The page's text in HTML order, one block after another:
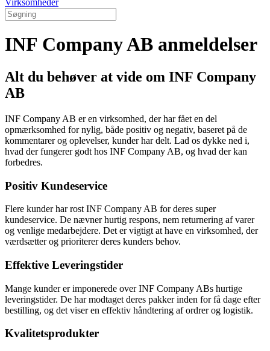
Virksomheder
INF Company AB anmeldelser
Alt du behøver at vide om INF Company
AB
INF Company AB er en virksomhed, der har fået en del
opmærksomhed for nylig, både positiv og negativ, baseret på de
kommentarer og oplevelser, kunder har delt. Lad os dykke ned i,
hvad der fungerer godt hos INF Company AB, og hvad der kan
forbedres.
Positiv Kundeservice
Flere kunder har rost INF Company AB for deres super
kundeservice. De nævner hurtig respons, nem returnering af varer
og venlige medarbejdere. Det er vigtigt at have en virksomhed, der
værdsætter og prioriterer deres kunders behov.
Effektive Leveringstider
Mange kunder er imponerede over INF Company ABs hurtige
leveringstider. De har modtaget deres pakker inden for få dage efter
bestilling, og det viser en effektiv håndtering af ordrer og logistik.
Kvalitetsprodukter